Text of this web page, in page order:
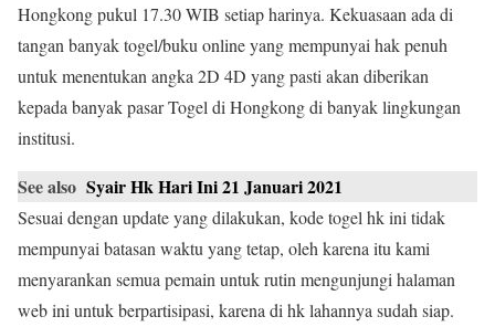
Hongkong pukul 17.30 WIB setiap harinya. Kekuasaan ada di
tangan banyak togel/buku online yang mempunyai hak penuh
untuk menentukan angka 2D 4D yang pasti akan diberikan
kepada banyak pasar Togel di Hongkong di banyak lingkungan
institusi.
See also Syair Hk Hari Ini 21 Januari 2021
Sesuai dengan update yang dilakukan, kode togel hk ini tidak
mempunyai batasan waktu yang tetap, oleh karena itu kami
menyarankan semua pemain untuk rutin mengunjungi halaman
web ini untuk berpartisipasi, karena di hk lahannya sudah siap.